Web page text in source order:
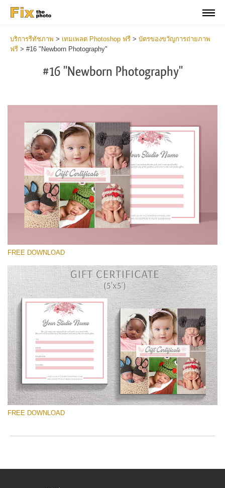
บริการรีทัชภาพ > เทมเพลต Photoshop ฟรี > บัตรของขวัญการถ่ายภาพ
ฟรี > #16 "Newborn Photography"
#16 "Newborn Photography"
โปรดเลือก
Free Template #16
Wedding Photography Templates
ดาวน์โหลดฟรี
on
null
in
/
on
line
548
FREE DOWNLOAD
FREE DOWNLOAD